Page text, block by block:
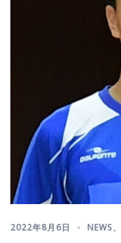
2022年8月6日 NEWS、